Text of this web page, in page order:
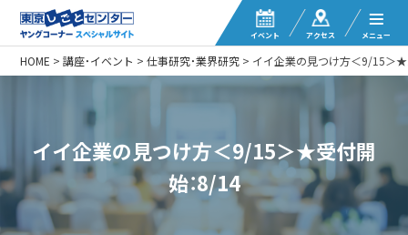
イベント アクセス メニュー
HOME >講座・イベント >仕事研究・業界研究 > イイ企業の見つけ方＜9/15＞★
イイ企業の見つけ方＜9/15＞★受付開
始：8/14